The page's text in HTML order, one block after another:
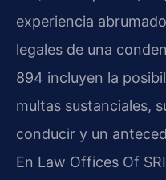
experiencia
legales de una
894 incluyen la
multas sustanciales,
conducir y un
En Law Offices Of